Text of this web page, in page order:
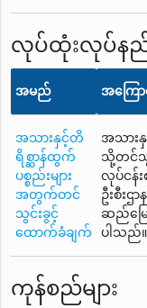
လုပ်ထုံးလုပ်နည်း
အမည် အကြော
အသားနှင့်တိ
ရိစ္ဆာန်ထွက်
ပစ္စည်းများ
အတွက်တင်
သွင်းခွင့်
ထောက်ခံချက်
အသားနှ
သို့တင်သွ
လုပ်ငန်း
ဦးစီးဌ
ဆည်မြေ
ပါသည်။
ကုန်စည်များ